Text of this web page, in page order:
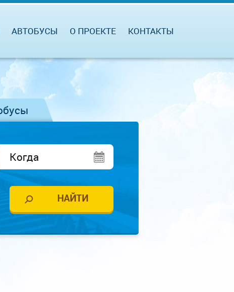
АВТОБУСЫ О ПРОЕКТЕ КОНТАКТЫ